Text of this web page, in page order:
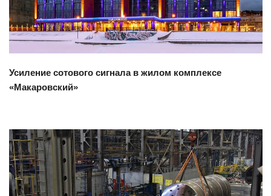
Усиление сотового сигнала в жилом комплексе
«Макаровский»